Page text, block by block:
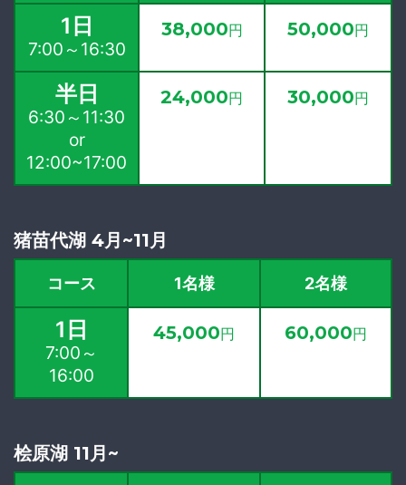
1日
7:00～16:30
38,000円 50,000円
半日
6:30～11:30
or
12:00~17:00
24,000円 30,000円
猪苗代湖 4月~11月
コース 1名様 2名様
1日
7:00～
16:00
45,000円 60,000円
桧原湖 11月~